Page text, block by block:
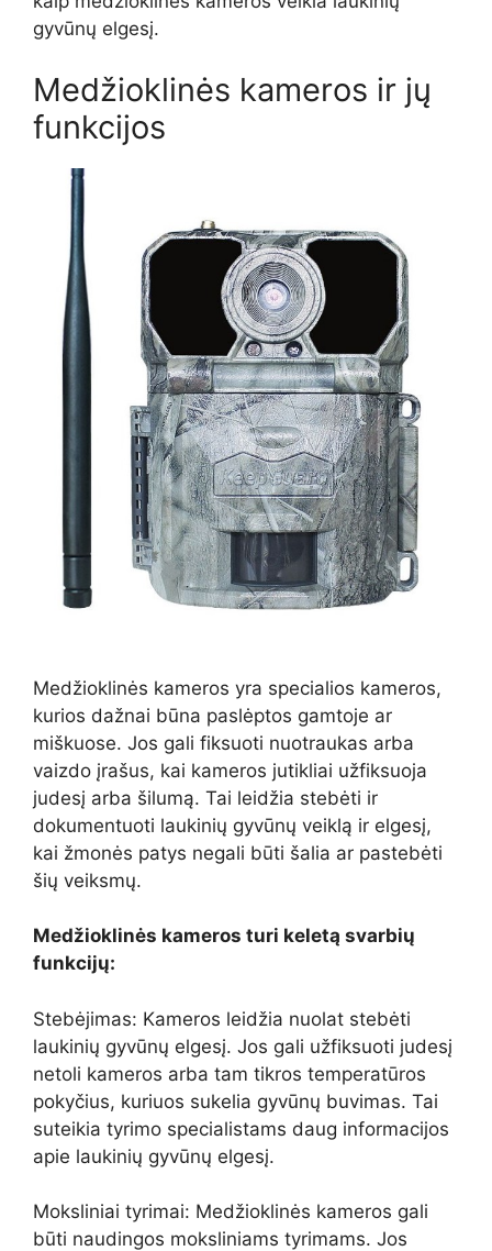
gyvūnų elgesį.
Medžioklinės kameros ir jų
funkcijos
Medžioklinės kameros yra specialios kameros,
kurios dažnai būna paslėptos gamtoje ar
miškuose. Jos gali fiksuoti nuotraukas arba
vaizdo įrašus, kai kameros jutikliai užfiksuoja
judesį arba šilumą. Tai leidžia stebėti ir
dokumentuoti laukinių gyvūnų veiklą ir elgesį,
kai žmonės patys negali būti šalia ar pastebėti
šių veiksmų.
Medžioklinės kameros turi keletą svarbių
funkcijų:
Stebėjimas: Kameros leidžia nuolat stebėti
laukinių gyvūnų elgesį. Jos gali užfiksuoti judesį
netoli kameros arba tam tikros temperatūros
pokyčius, kuriuos sukelia gyvūnų buvimas. Tai
suteikia tyrimo specialistams daug informacijos
apie laukinių gyvūnų elgesį.
Moksliniai tyrimai: Medžioklinės kameros gali
būti naudingos moksliniams tyrimams. Jos